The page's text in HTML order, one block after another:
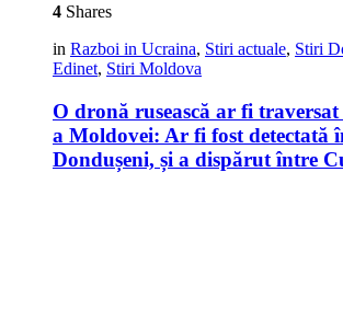
4 Shares
in Razboi in Ucraina, Stiri actuale, Stiri
Edinet, Stiri Moldova
O dronă rusească ar fi
a Moldovei: Ar fi fost detectată
Dondușeni, și a dispărut între